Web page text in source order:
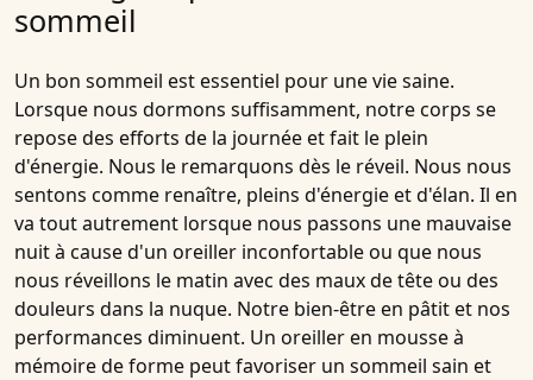
sommeil
Un bon sommeil est essentiel pour une vie saine.
Lorsque nous dormons suffisamment, notre corps se
repose des efforts de la journée et fait le plein
d'énergie. Nous le remarquons dès le réveil. Nous nous
sentons comme renaître, pleins d'énergie et d'élan. Il en
va tout autrement lorsque nous passons une mauvaise
nuit à cause d'un oreiller inconfortable ou que nous
nous réveillons le matin avec des maux de tête ou des
douleurs dans la nuque. Notre bien-être en pâtit et nos
performances diminuent. Un oreiller en mousse à
mémoire de forme peut favoriser un sommeil sain et